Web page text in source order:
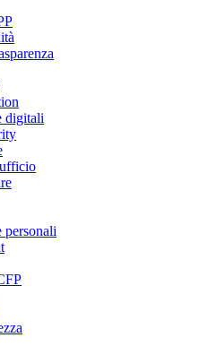
digitali
personali